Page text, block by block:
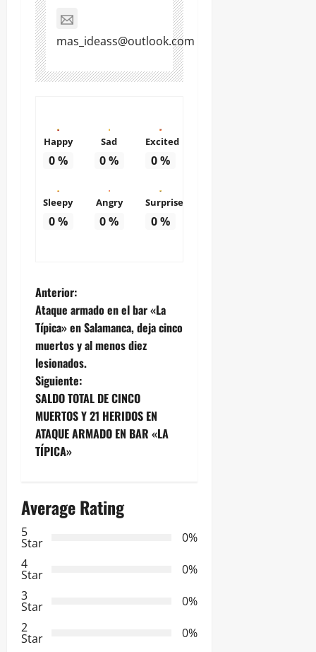
mas_ideass@outlook.com
Happy
0%
Sad
0%
Excited
0%
Sleepy
0%
Angry
0%
Surprise
0%
N
a
v
e
g
a
i
ó
n
Anterior:
Ataque armado en el bar «La
Típica» en Salamanca, deja cinco
muertos y al menos diez
lesionados.
Siguiente:
SALDO TOTAL DE CINCO
MUERTOS Y 21 HERIDOS EN
ATAQUE ARMADO EN BAR «LA
TÍPICA»
Average Rating
5
Star
0%
4
Star
0%
3
Star
0%
2
Star
0%